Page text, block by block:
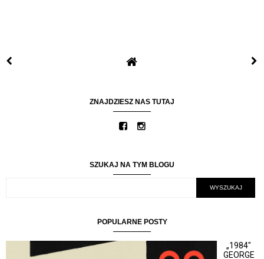
ZNAJDZIESZ NAS TUTAJ
SZUKAJ NA TYM BLOGU
POPULARNE POSTY
„1984"
GEORGE